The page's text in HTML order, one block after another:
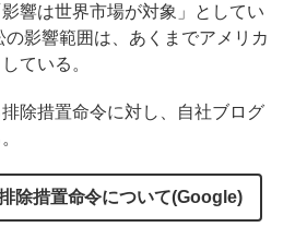
響は世界市場が対象」としてい
影響範囲は、あくまでアメリカ
ている。
除措置命令に対し、自社ブログ
除措置命令について(Google)